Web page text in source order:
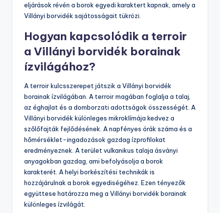
eljárások révén a borok egyedi karaktert kapnak, amely a
Villányi borvidék sajátosságait tükrözi.
Hogyan kapcsolódik a terroir
a Villányi borvidék borainak
ízvilágához?
A terroir kulcsszerepet játszik a Villányi borvidék
borainak ízvilágában. A terroir magában foglalja a talaj,
az éghajlat és a domborzati adottságok összességét. A
Villányi borvidék különleges mikroklímája kedvez a
szőlőfajták fejlődésének. A napfényes órák száma és a
hőmérséklet-ingadozások gazdag ízprofilokat
eredményeznek. A terület vulkanikus talaja ásványi
anyagokban gazdag, ami befolyásolja a borok
karakterét. A helyi borkészítési technikák is
hozzájárulnak a borok egyediségéhez. Ezen tényezők
együttese határozza meg a Villányi borvidék borainak
különleges ízvilágát.